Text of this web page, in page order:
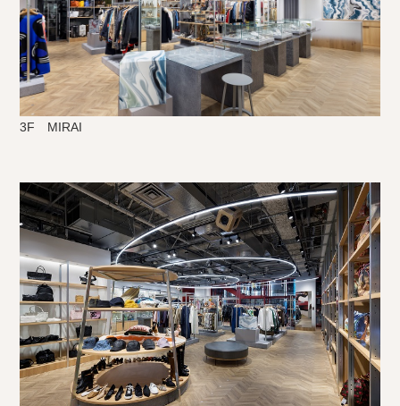
3F MIRAI